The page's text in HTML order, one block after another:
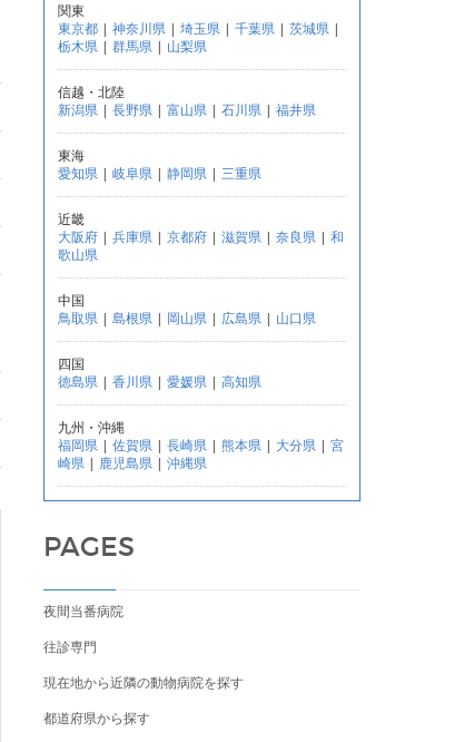
関東
東京都 | 神奈川県 | 埼玉県 | 千葉県 | 茨城県 |
栃木県 | 群馬県 | 山梨県
信越・北陸
新潟県 | 長野県 | 富山県 | 石川県 | 福井県
東海
愛知県 | 岐阜県 | 静岡県 | 三重県
近畿
大阪府 | 兵庫県 | 京都府 | 滋賀県 | 奈良県 | 和
歌山県
中国
鳥取県 | 島根県 | 岡山県 | 広島県 | 山口県
四国
徳島県 | 香川県 | 愛媛県 | 高知県
九州・沖縄
福岡県 | 佐賀県 | 長崎県 | 熊本県 | 大分県 | 宮
崎県 | 鹿児島県 | 沖縄県
PAGES
夜間当番病院
往診専門
現在地から近隣の動物病院を探す
都道府県から探す